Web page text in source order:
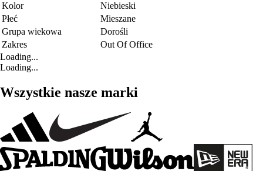
Kolor
Niebieski
Płeć
Mieszane
Grupa wiekowa
Dorośli
Zakres
Out Of Office
Loading...
Loading...
Wszystkie nasze marki